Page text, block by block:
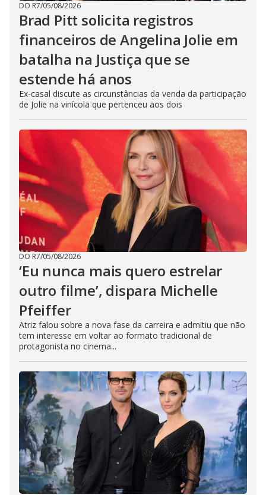
DO R7/05/08/2026
Brad Pitt solicita registros
financeiros de Angelina Jolie em
batalha na Justiça que se
estende há anos
Ex-casal discute as circunstâncias da venda da participação
de Jolie na vinícola que pertenceu aos dois
DO R7/05/08/2026
‘Eu nunca mais quero estrelar
outro filme’, dispara Michelle
Pfeiffer
Atriz falou sobre a nova fase da carreira e admitiu que não
tem interesse em voltar ao formato tradicional de
protagonista no cinema...